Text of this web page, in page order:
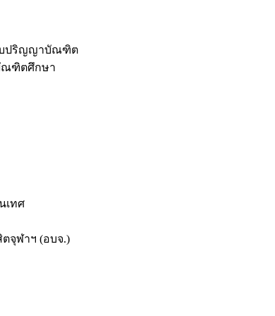
บปริญญาบัณฑิต
ณฑิตศึกษา
เทศ
จุฬาฯ (อบจ.)